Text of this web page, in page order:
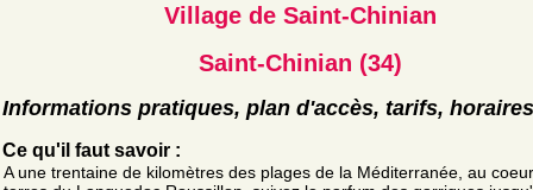
Village de Saint-Chinian
Saint-Chinian (34)
Informations pratiques, plan d'accès, tarifs, horaires
Ce qu'il faut savoir :
A une trentaine de kilomètres des plages de la Méditerranée, au